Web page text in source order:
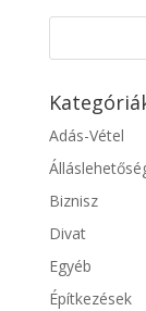
Adás-Vétel
Biznisz
Divat
Egyéb
Építkezések